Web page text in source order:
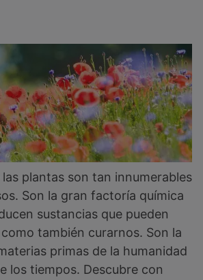
plantas son tan innumerables
Son la gran factoría química
sustancias que pueden
también curarnos. Son la
primas de la humanidad
los tiempos. Descubre con